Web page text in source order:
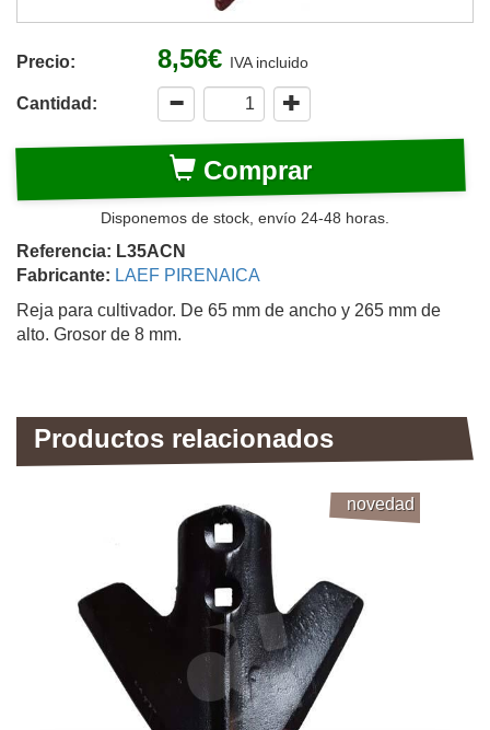
Precio: 8,56€ IVA incluido
Cantidad:
Comprar
Disponemos de stock, envío 24-48 horas.
Referencia: L35ACN
Fabricante: LAEF PIRENAICA
Reja para cultivador. De 65 mm de ancho y 265 mm de
alto. Grosor de 8 mm.
Productos relacionados
novedad